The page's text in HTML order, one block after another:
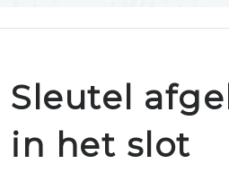
Sleutel
in het slot